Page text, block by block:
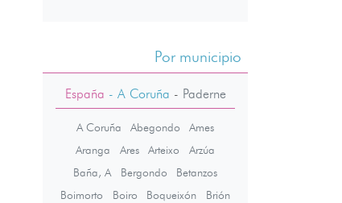
Por municipio
España - A Coruña - Paderne
A Coruña Abegondo
Ames
Aranga
Ares Arteixo
Arzúa
Baña, A
Bergondo
Betanzos
Boimorto
Boiro Boqueixón
Brión